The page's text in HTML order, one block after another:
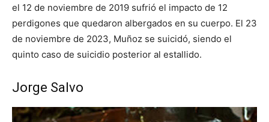
el 12 de noviembre de 2019 sufrió el impacto de 12
perdigones que quedaron albergados en su cuerpo. El 23
de noviembre de 2023, Muñoz se suicidó, siendo el
quinto caso de suicidio posterior al estallido.
Jorge Salvo